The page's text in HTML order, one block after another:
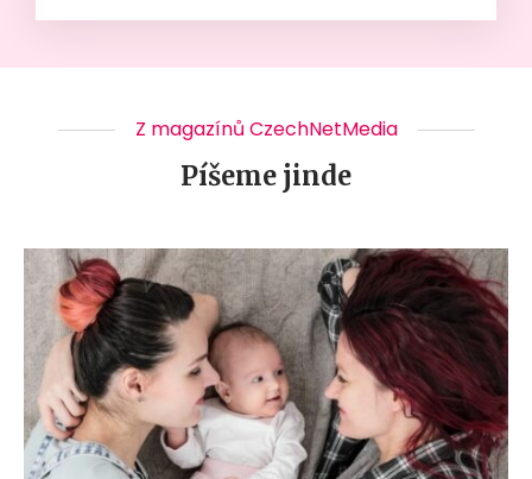
Z magazínů CzechNetMedia
Píšeme jinde